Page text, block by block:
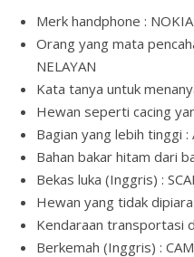
Merk handphone : NOKIA
Orang yang mata
NELAYAN
Kata tanya untuk
Hewan seperti cacing
Bagian yang lebih tinggi :
Bahan bakar hitam dari
Bekas luka (Inggris) :
Hewan yang tidak
Kendaraan transportasi
Berkemah (Inggris) :